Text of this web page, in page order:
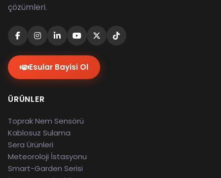
çözümleri.
Esular Bayisi Ol
ÜRÜNLER
Toprak Nem Sensörü
Kablosuz Sulama
Sera Ürünleri
Meteoroloji İstasyonu
Smart-Garden Serisi